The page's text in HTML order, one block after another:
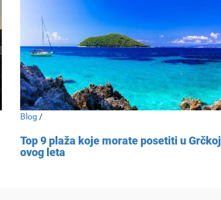
Blog /
Top 9 plaža koje morate posetiti u Grčkoj
ovog leta